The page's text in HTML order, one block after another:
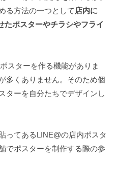
る方法の一つとして 店内に
たポスターやチラシやフライ
スターを作る機能がありま
多くありません。そのため個
ターを自分たちでデザインし
ってあるLINE@の店内ポスタ
でポスターを制作する際の参